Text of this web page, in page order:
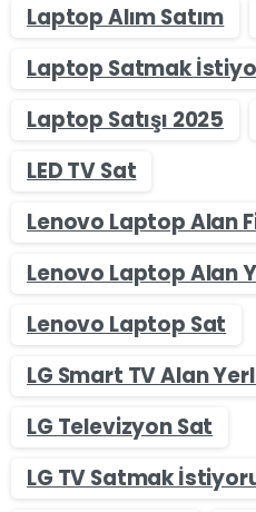
Laptop Alım Satım
Laptop Satmak
Laptop Satışı 2025
LED TV Sat
Lenovo Laptop Alan
Lenovo Laptop Alan
Lenovo Laptop Sat
LG Smart TV Alan
LG Televizyon Sat
LG TV Satmak